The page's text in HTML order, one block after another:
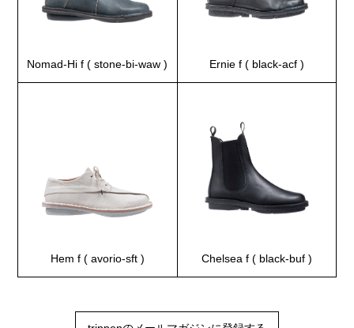
Nomad-Hi f ( stone-bi-waw ) Ernie f ( black-acf )
Hem f ( avorio-sft ) Chelsea f ( black-buf )